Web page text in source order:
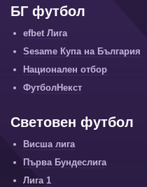
БГ футбол
efbet Лига
Sesame Купа на България
Национален отбор
ФутболНекст
Световен футбол
Висша лига
Първа Бундеслига
Лига 1